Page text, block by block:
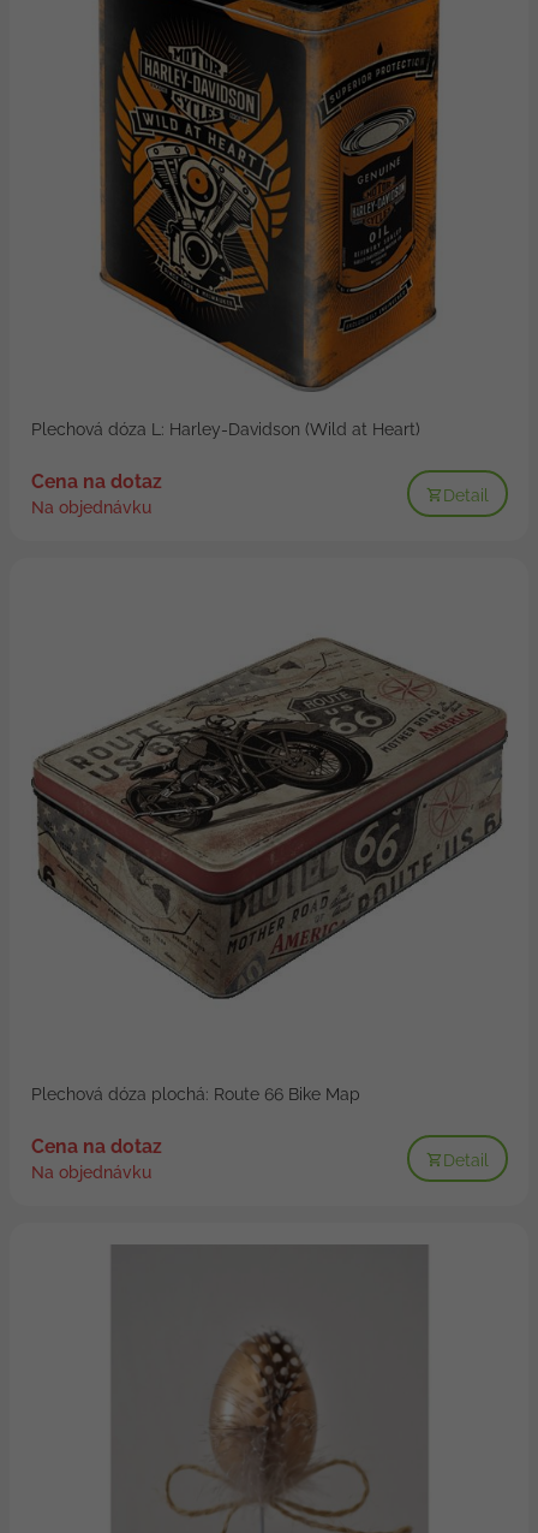
Plechová dóza L: Harley-Davidson (Wild at Heart)
Cena na dotaz
Na objednávku
Detail
Plechová dóza plochá: Route 66 Bike Map
Cena na dotaz
Na objednávku
Detail